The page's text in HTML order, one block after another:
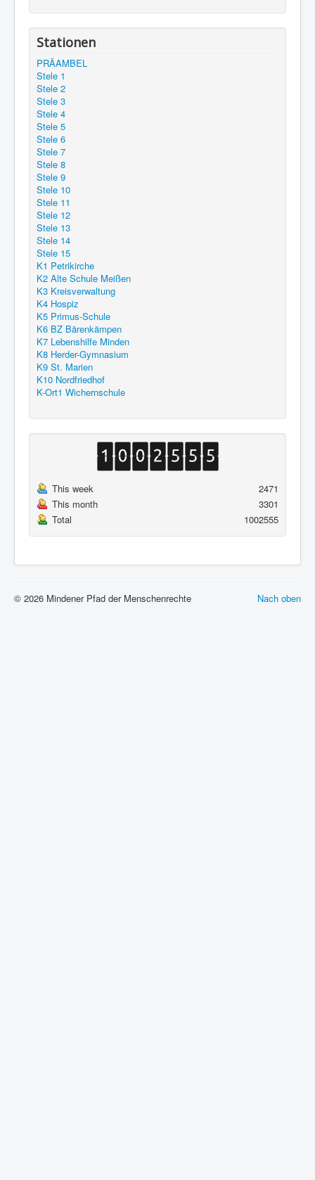
Stationen
PRÄAMBEL
Stele 1
Stele 2
Stele 3
Stele 4
Stele 5
Stele 6
Stele 7
Stele 8
Stele 9
Stele 10
Stele 11
Stele 12
Stele 13
Stele 14
Stele 15
K1 Petrikirche
K2 Alte Schule Meißen
K3 Kreisverwaltung
K4 Hospiz
K5 Primus-Schule
K6 BZ Bärenkämpen
K7 Lebenshilfe Minden
K8 Herder-Gymnasium
K9 St. Marien
K10 Nordfriedhof
K-Ort1 Wichernschule
This week
2471
This month
3301
Total
1002555
Nach oben
© 2026 Mindener Pfad der Menschenrechte